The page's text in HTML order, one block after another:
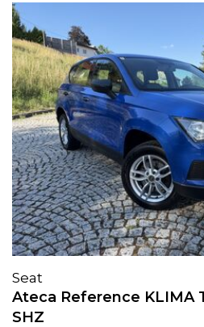
Seat
Ateca Reference KLIMA
SHZ